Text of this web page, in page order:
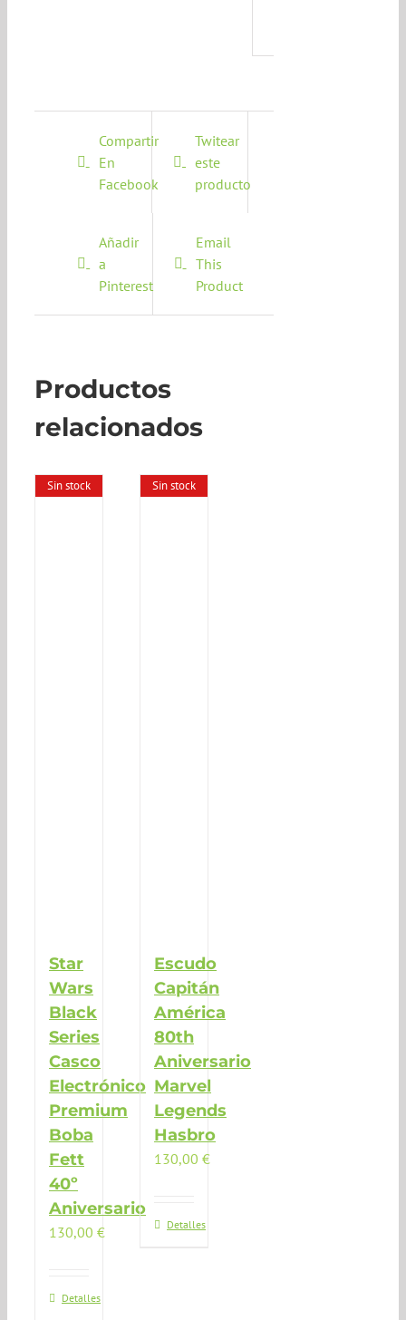
Compartir
En
Facebook
Twitear
este
producto
Añadir
a
Pinterest
Email
This
Product
Productos
relacionados
Sin stock
Star
Wars
Black
Series
Casco
Electrónico
Premium
Boba
Fett
40º
Aniversario
130,00 €
Detalles
Sin stock
Escudo
Capitán
América
80th
Aniversario
Marvel
Legends
Hasbro
130,00€
Detalles